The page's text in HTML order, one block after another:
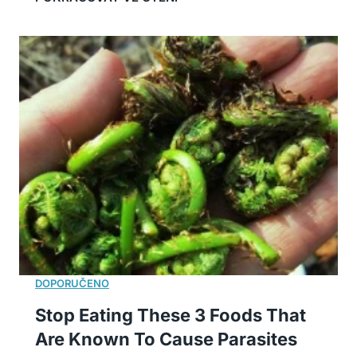
Stop Eating These 3 Foods That
Are Known To Cause Parasites